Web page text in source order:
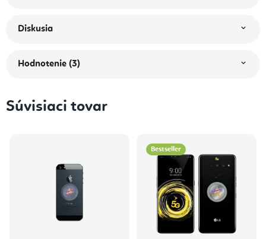
Diskusia
Hodnotenie (3)
Súvisiaci tovar
Bestseller